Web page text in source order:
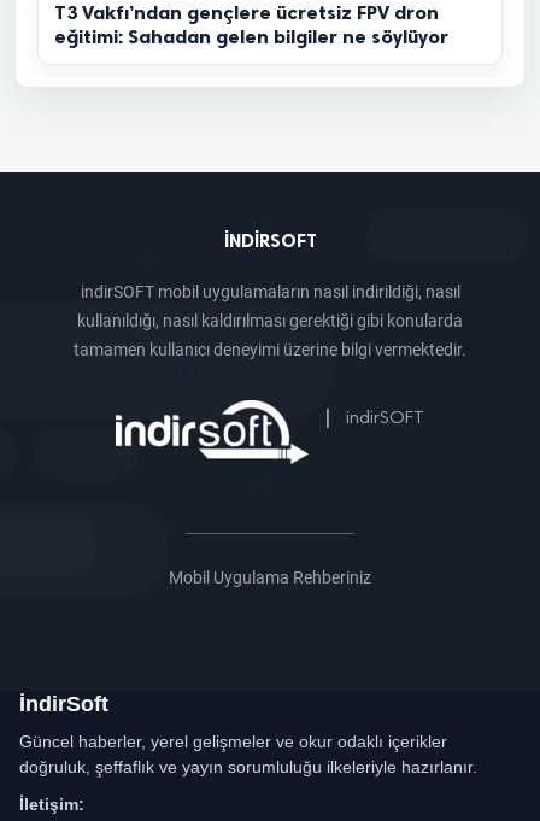
T3 Vakfı’ndan gençlere ücretsiz FPV dron
eğitimi: Sahadan gelen bilgiler ne söylüyor
INDIRSOFT
indirSOFT mobil uygulamaların nasıl indirildiği, nasıl
kullanıldığı, nasıl kaldırılması gerektiği gibi konularda
tamamen kullanıcı deneyimi üzerine bilgi vermektedir.
indirSOFT
Mobil Uygulama Rehberiniz
İndirSoft
Güncel haberler, yerel gelişmeler ve okur odaklı içerikler
doğruluk, şeffaflık ve yayın sorumluluğu ilkeleriyle hazırlanır.
İletişim: